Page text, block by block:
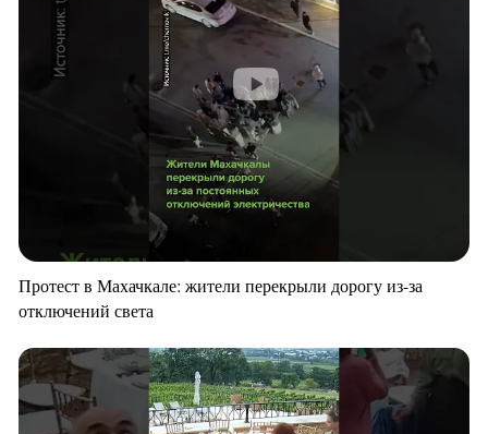
Протест в Махачкале: жители перекрыли дорогу из-за
отключений света